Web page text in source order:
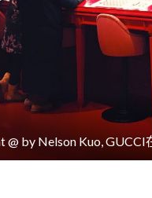
@ by Nelson Kuo,